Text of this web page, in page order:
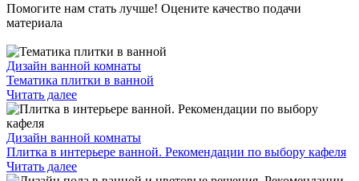
Помогите нам стать лучше! Оцените качество подачи
материала
Дизайн ванной комнаты
Тематика плитки в ванной
Читать далее
Дизайн ванной комнаты
Плитка в интерьере ванной. Рекомендации по выбору кафеля
Читать далее